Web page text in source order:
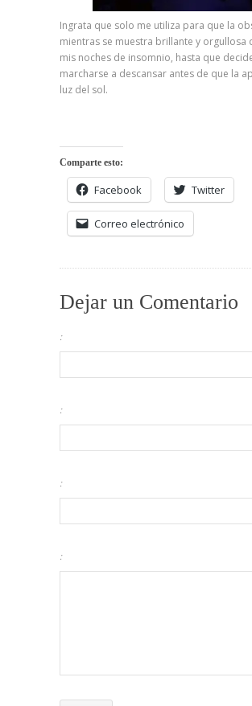
Ingrata que solo me utiliza para que la
mientras se muestra brillante y orgullosa
mis noches de insomnio, hasta que
marcharse a descansar antes de que la
luz del sol.
Comparte esto:
Facebook Twitter
Correo electrónico
Dejar un Comentario
:
:
:
: